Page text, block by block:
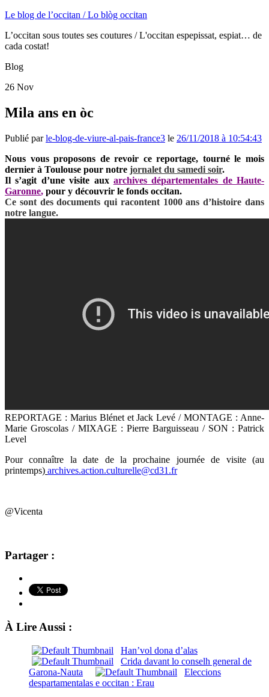
Le blog de l’occitan / Lo blòg occitan
L’occitan sous toutes ses coutures / L'occitan espepissat, espiat… de
cada costat!
Blog
26 Nov
Mila ans en òc
Publié parle-blog-de-viure-al-pais-france3 le 26/11/2018 à 10:54:43
Nous vous proposons de revoir ce reportage, tourné le mois
dernier à Toulouse pour notre jornalet du samedi soir.
Il s’agit d’une visite aux archives départementales de Haute-
Garonne, pour y découvrir le fonds occitan.
Ce sont des documents qui racontent 1000 ans d’histoire dans
notre langue.
REPORTAGE : Marius Blénet et Jack Levé / MONTAGE : Anne-
Marie Groscolas / MIXAGE : Pierre Barguisseau / SON : Patrick
Level
Pour connaître la date de la prochaine journée de visite (au
printemps) archives.action.culturelle@cd31.fr
@Vicenta
Partager :
À Lire Aussi :
Han’vol dona d’alas
Crida davant lo conselh general de
Garona-Nauta
Eleccions
despartamentalas e occitan : Erau